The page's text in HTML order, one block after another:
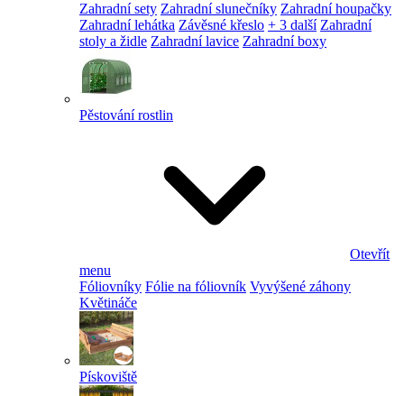
Zahradní sety Zahradní slunečníky Zahradní houpačky
Zahradní lehátka Závěsné křeslo + 3 další Zahradní
stoly a židle Zahradní lavice Zahradní boxy
Pěstování rostlin
Otevřít
menu
Fóliovníky Fólie na fóliovník Vyvýšené záhony
Květináče
Pískoviště